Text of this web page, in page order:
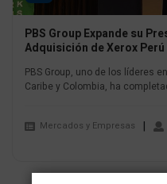
PBS Group Expande su
Adquisición de Xerox Perú
PBS Group, uno de los líderes
Caribe y Colombia, ha
Mercados y Empresas